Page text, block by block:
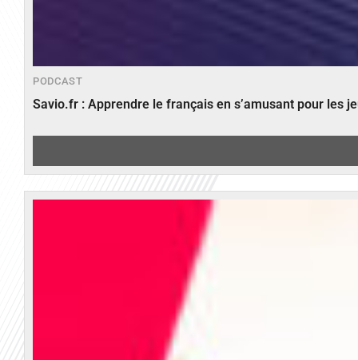
PODCAST
Savio.fr : Apprendre le français en s’amusant pour les